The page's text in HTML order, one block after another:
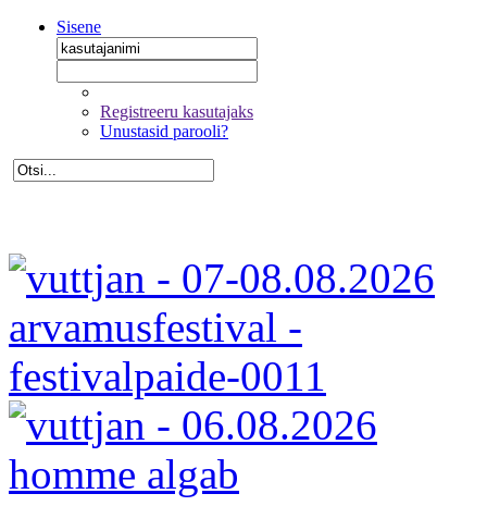
Sisene
Registreeru kasutajaks
Unustasid parooli?